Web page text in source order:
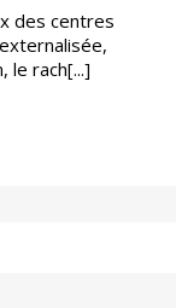
des centres
le rach[...]